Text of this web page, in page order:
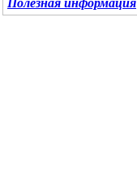
Полезная информация